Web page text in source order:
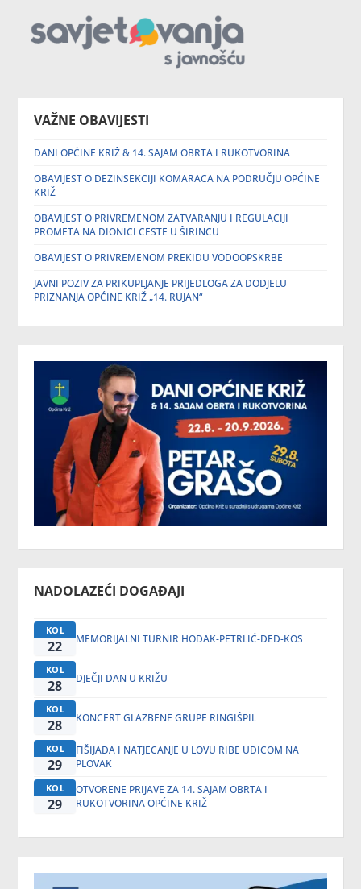
VAŽNE OBAVIJESTI
DANI OPĆINE KRIŽ & 14. SAJAM OBRTA I RUKOTVORINA
OBAVIJEST O DEZINSEKCIJI KOMARACA NA PODRUČJU OPĆINE
KRIŽ
OBAVIJEST O PRIVREMENOM ZATVARANJU I REGULACIJI
PROMETA NA DIONICI CESTE U ŠIRINCU
OBAVIJEST O PRIVREMENOM PREKIDU VODOOPSKRBE
JAVNI POZIV ZA PRIKUPLJANJE PRIJEDLOGA ZA DODJELU
PRIZNANJA OPĆINE KRIŽ „14. RUJAN“
NADOLAZEĆI DOGAĐAJI
KOL
22 MEMORIJALNI TURNIR HODAK-PETRLIĆ-DED-KOS
KOL
28 DJEČJI DAN U KRIŽU
KOL
28 KONCERT GLAZBENE GRUPE RINGIŠPIL
KOL
29
FIŠIJADA I NATJECANJE U LOVU RIBE UDICOM NA
PLOVAK
KOL
29
OTVORENE PRIJAVE ZA 14. SAJAM OBRTA I
RUKOTVORINA OPĆINE KRIŽ